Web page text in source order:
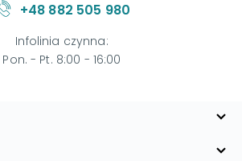
+48 882 505 980
Infolinia czynna:
Pon. - Pt. 8:00 - 16:00